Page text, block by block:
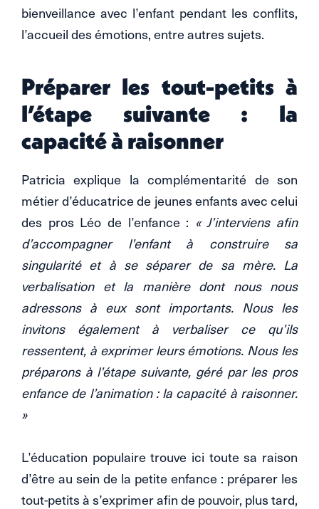
bienveillance avec l’enfant pendant les conflits,
l’accueil des émotions, entre autres sujets.
Préparer les tout-petits à
l’étape suivante : la
capacité à raisonner
Patricia explique la complémentarité de son
métier d’éducatrice de jeunes enfants avec celui
des pros Léo de l’enfance : « J’interviens afin
d’accompagner l’enfant à construire sa
singularité et à se séparer de sa mère. La
verbalisation et la manière dont nous nous
adressons à eux sont importants. Nous les
invitons également à verbaliser ce qu’ils
ressentent, à exprimer leurs émotions. Nous les
préparons à l’étape suivante, géré par les pros
enfance de l’animation : la capacité à raisonner.
»
L’éducation populaire trouve ici toute sa raison
d’être au sein de la petite enfance : préparer les
tout-petits à s’exprimer afin de pouvoir, plus tard,